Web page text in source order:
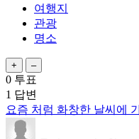
여행지
관광
명소
0 투표
1 답변
요즘 처럼 화창한 날씨에